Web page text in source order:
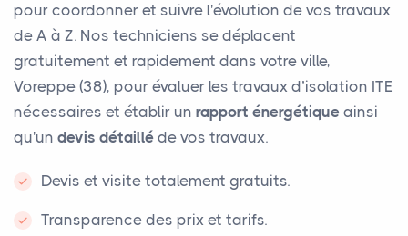
pour coordonner et suivre l'évolution de vos travaux
de A à Z. Nos techniciens se déplacent
gratuitement et rapidement dans votre ville,
Voreppe (38), pour évaluer les travaux d’isolation ITE
nécessaires et établir un rapport énergétique ainsi
qu'un devis détaillé de vos travaux.
Devis et visite totalement gratuits.
Transparence des prix et tarifs.